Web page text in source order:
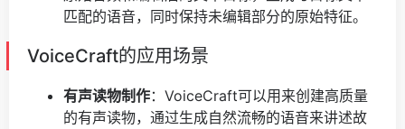
匹配的语音，同时保持未编辑部分的原始特征。
VoiceCraft的应用场景
有声读物制作：VoiceCraft可以用来创建高质量
的有声读物，通过生成自然流畅的语音来讲述故